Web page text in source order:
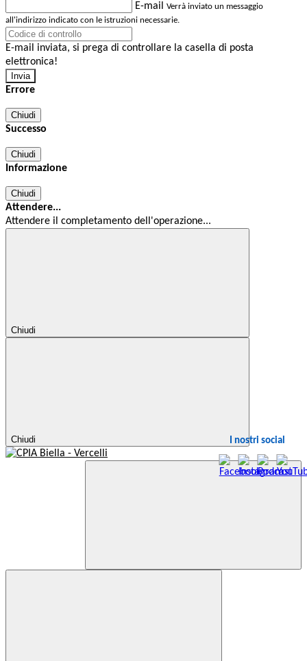
E-mail Verrà inviato un messaggio
all'indirizzo indicato con le istruzioni necessarie.
E-mail inviata, si prega di controllare la casella di posta
elettronica!
Errore
Chiudi
Successo
Chiudi
Informazione
Chiudi
Attendere...
Attendere il completamento dell'operazione...
Chiudi
Chiudi I nostri social